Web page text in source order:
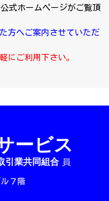
式ホームページがご覧頂
方へご案内させていただ
にご利用下さい。
７階